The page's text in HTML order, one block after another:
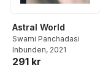
Astral World
Swami Panchadasi
Inbunden, 2021
291 kr